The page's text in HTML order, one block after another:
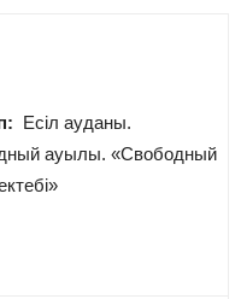
Есіл ауданы.
ауылы. «Свободный